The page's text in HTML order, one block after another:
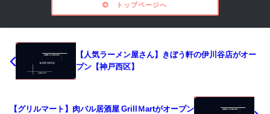
トップページへ
【人気ラーメン屋さん】きぼう軒の伊川谷店がオー
プン【神戸西区】
【グリルマート】肉バル居酒屋 GrillＭartがオープン